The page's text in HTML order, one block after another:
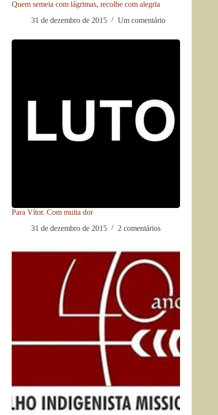
Quem semeia com lágrimas, recolhe com alegria
31 de dezembro de 2015
Um comentário
Para Vítor. Com muita dor
31 de dezembro de 2015
2 comentários